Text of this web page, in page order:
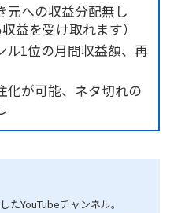
元への収益分配無し
収益を受け取れます）
ル1位の月間収益額、再
化が可能、ネタ切れの
たYouTubeチャンネル。